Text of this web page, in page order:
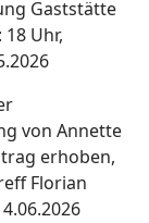
Gaststätte
Uhr,
von Annette
erhoben,
Florian